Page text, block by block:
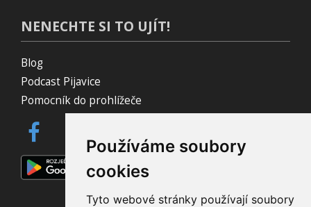
Používáme soubory
cookies
Tyto webové stránky používají soubory
NENECHTE SI TO UJÍT!
Blog
Podcast Pijavice
Pomocník do prohlížeče